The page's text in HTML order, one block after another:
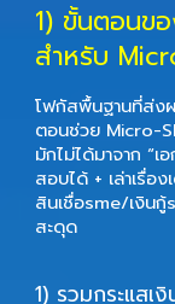
1) ขั้นตอนข
สำหรับ
โฟกัสพื้นฐานที่ส่งผ
ตอนช่วย Micro-
มักไม่ได้มาจาก “
สอบได้ + เล่าเรื่อ
สินเชื่อsme/เงินกู้
สะดุด
1) รวมกระแสเ